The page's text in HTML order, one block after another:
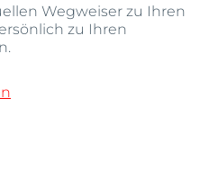
Wegweiser zu Ihren
zu Ihren